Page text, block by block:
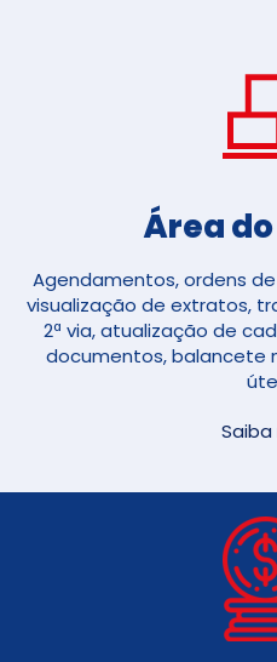
Área
Agendamentos, ordens
visualização de extratos,
2ª via, atualização de
documentos, balancete